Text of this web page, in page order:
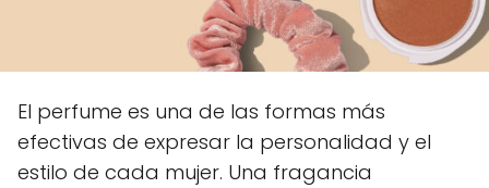
El perfume es una de las formas más
efectivas de expresar la personalidad y el
estilo de cada mujer. Una fragancia